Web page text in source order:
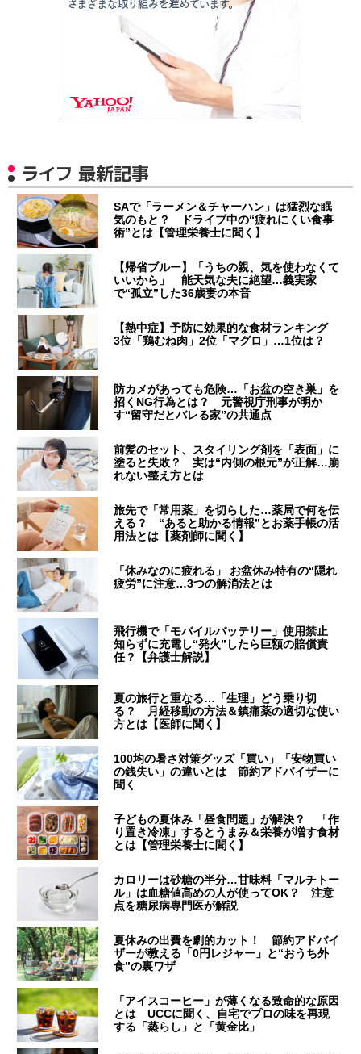
ライフ 最新記事
SAで「ラーメン＆チャーハン」は猛烈な眠
気のもと？ ドライブ中の“疲れにくい食事
術”とは【管理栄養士に聞く】
【帰省ブルー】「うちの親、気を使わなくて
いいから」 能天気な夫に絶望…義実家
で“孤立”した36歳妻の本音
【熱中症】予防に効果的な食材ランキング
3位「鶏むね肉」2位「マグロ」…1位は？
防カメがあっても危険…「お盆の空き巣」を
招くNG行為とは？ 元警視庁刑事が明か
す“留守だとバレる家”の共通点
前髪のセット、スタイリング剤を「表面」に
塗ると失敗？ 実は“内側の根元”が正解…崩
れない整え方とは
旅先で「常用薬」を切らした…薬局で何を伝
える？ “あると助かる情報”とお薬手帳の活
用法とは【薬剤師に聞く】
「休みなのに疲れる」 お盆休み特有の“隠れ
疲労”に注意…3つの解消法とは
飛行機で「モバイルバッテリー」使用禁止
知らずに充電し“発火”したら巨額の賠償責
任？【弁護士解説】
夏の旅行と重なる…「生理」どう乗り切
る？ 月経移動の方法＆鎮痛薬の適切な使い
方とは【医師に聞く】
100均の暑さ対策グッズ「買い」「安物買い
の銭失い」の違いとは 節約アドバイザーに
聞く
子どもの夏休み「昼食問題」が解決？ 「作
り置き冷凍」するとうまみ＆栄養が増す食材
とは【管理栄養士に聞く】
カロリーは砂糖の半分…甘味料「マルチトー
ル」は血糖値高めの人が使ってOK？ 注意
点を糖尿病専門医が解説
夏休みの出費を劇的カット！ 節約アドバイ
ザーが教える「0円レジャー」と“おうち外
食”の裏ワザ
「アイスコーヒー」が薄くなる致命的な原因
とは UCCに聞く、自宅でプロの味を再現
する「蒸らし」と「黄金比」